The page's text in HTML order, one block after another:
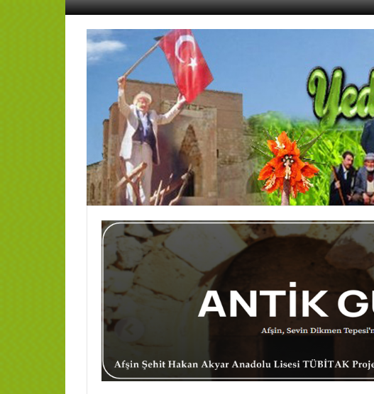
İçeriğe
AFŞİN
YEDİSEVİN
HABER
Kahramanmaraş,Afşin,Sevin
Köyleri
Tanıtım
ve
Haber
Portalı